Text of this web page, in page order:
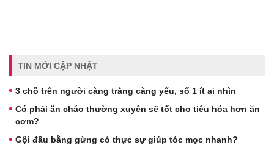
TIN MỚI CẬP NHẬT
3 chỗ trên người càng trắng càng yếu, số 1 ít ai nhìn
Có phải ăn cháo thường xuyên sẽ tốt cho tiêu hóa hơn ăn
cơm?
Gội đầu bằng gừng có thực sự giúp tóc mọc nhanh?